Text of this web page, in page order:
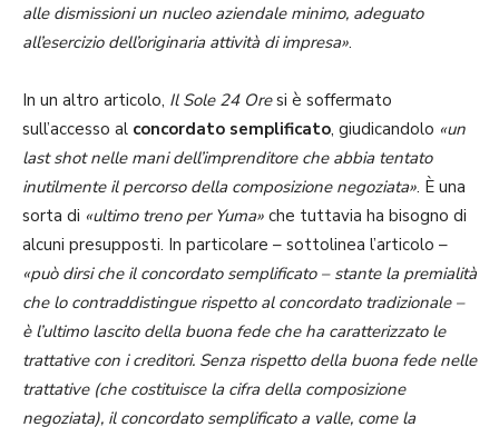
alle dismissioni un nucleo aziendale minimo, adeguato
all’esercizio dell’originaria attività di impresa».
In un altro articolo, Il Sole 24 Oresi è soffermato
sull’accesso al concordato semplificato, giudicandolo «un
last shot nelle mani dell’imprenditore che abbia tentato
inutilmente il percorso della composizione negoziata». È una
sorta di «ultimo treno per Yuma» che tuttavia ha bisogno di
alcuni presupposti. In particolare – sottolinea l’articolo –
«può dirsi che il concordato semplificato – stante la premialità
che lo contraddistingue rispetto al concordato tradizionale –
è l’ultimo lascito della buona fede che ha caratterizzato le
trattative con i creditori. Senza rispetto della buona fede nelle
trattative (che costituisce la cifra della composizione
negoziata), il concordato semplificato a valle, come la